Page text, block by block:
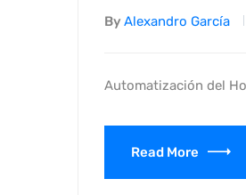
By Alexandro García
Automatización del
Read More